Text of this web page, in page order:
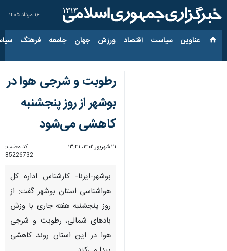
۱۶ مرداد ۱۴۰۵
عناوین‌ سیاست اقتصاد ورزش جهان جامعه فرهنگ
رطوبت و شرجی هوا در
بوشهر از روز پنجشنبه
کاهشی می‌‎شود
۲۱ شهریور ۱۴۰۲، ۱۳:۴۱
کد مطلب:
85226732
بوشهر-ایرنا- کارشناس اداره کل
هواشناسی استان بوشهر گفت: از
روز پنجشنبه هفته جاری با وزش
بادهای شمالی، رطوبت و شرجی
هوا در این استان روند کاهشی